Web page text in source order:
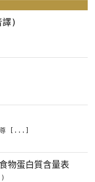
譯)
[...]
物蛋白質含量表